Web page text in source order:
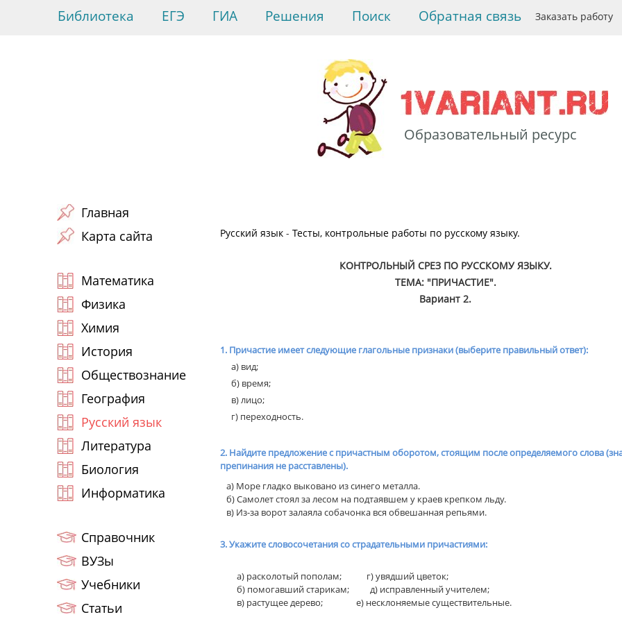
Библиотека ЕГЭ ГИА Решения Поиск Заказать работу
Обратная связь
Образовательный ресурс
теме: "Причастие".
Главная
Карта сайта
Математика
Физика
Химия
История
Обществознание
География
Русский язык
Литература
Биология
Информатика
Справочник
ВУЗы
Учебники
Статьи
Русский язык - Тесты, контрольные работы по русскому языку.
КОНТРОЛЬНЫЙ СРЕЗ ПО РУССКОМУ ЯЗЫКУ.
ТЕМА: "ПРИЧАСТИЕ".
Вариант 2.
1. Причастие имеет следующие глагольные признаки (выберите правильный ответ):
а) вид;
б) время;
в) лицо;
г) переходность.
2. Найдите предложение с причастным оборотом, стоящим пос­ле определяемого слова
препинания не расставлены).
а) Море гладко выковано из синего металла.
б) Самолет стоял за лесом на подтаявшем у кра­ев крепком льду.
в) Из-за ворот залаяла собачонка вся обвешан­ная репьями.
3. Укажите словосочетания со страдательными причастиями:
а) расколотый пополам; г) увядший цветок;
б) помогавший старикам; д) исправленный учителем;
в) растущее дерево; е) несклоняемые существительные.